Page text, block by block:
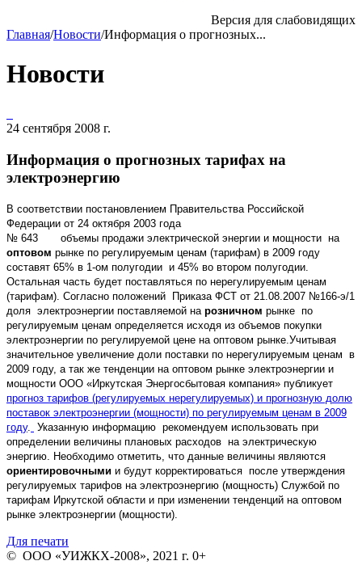
Версия для слабовидящих
Главная/Новости/Информация о прогнозных...
Новости
24 сентября 2008 г.
Информация о прогнозных тарифах на
электроэнергию
В соответствии постановлением Правительства Российской
Федерации от 24 октября 2003 года
№ 643
объемы продажи электрической энергии и мощности на
оптовом рынке по регулируемым ценам (тарифам) в 2009 году
составят 65% в 1-ом полугодии и 45% во втором полугодии.
Остальная часть будет поставляться по нерегулируемым ценам
(тарифам). Согласно положений
Приказа ФСТ от 21.08.2007 №166-э/1
доля электроэнергии поставляемой на розничном рынке по
регулируемым ценам определяется исходя из объемов покупки
электроэнергии по регулируемой цене на оптовом рынке.Учитывая
значительное увеличение доли поставки по нерегулируемым ценам
в
2009 году, а так же тенденции на оптовом рынке электроэнергии и
мощности ООО «Иркутская Энергосбытовая компания» публикует
прогноз тарифов (регулируемых нерегулируемых) и прогнозную долю
поставок электроэнергии (мощности) по регулируемым ценам в 2009
году. Указанную информацию рекомендуем использовать при
определении величины плановых расходов на электрическую
энергию. Необходимо отметить, что данные величины являются
ориентировочными и будут корректироваться после утверждения
регулируемых тарифов на электроэнергию (мощность) Службой по
тарифам Иркутской области и при изменении тенденций на оптовом
рынке электроэнергии (мощности).
Для печати
© ООО «УИЖКХ-2008», 2021 г. 0+